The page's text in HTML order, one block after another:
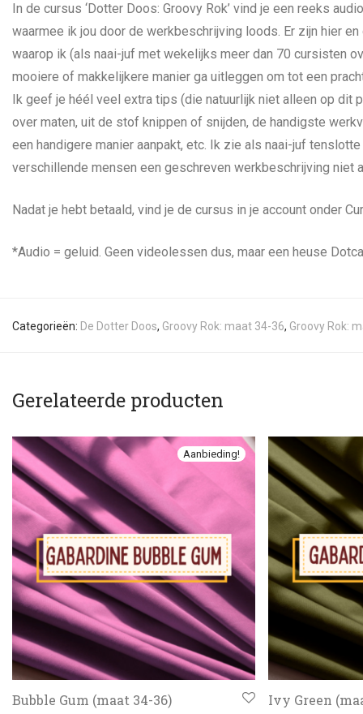
In de cursus ‘Dotter Doos: Groovy Rok’ vind je een reeks
waarmee ik jou door de werkbeschrijving loods. Er zijn hier en
waarop ik (als naai-juf met wekelijks meer dan 70 cursisten
mooiere of makkelijkere manier ga uitleggen om tot een
Ik geef je héél veel extra tips (die natuurlijk niet alleen op dit
over maten, uit de stof knippen of snijden, de handigste
een handigere manier aanpakt, etc. Ik zie als naai-juf
verschillende mensen een geschreven werkbeschrijving niet
Nadat je hebt betaald, vind je de cursus in je account onder
*Audio = geluid. Geen videolessen dus, maar een heuse
Categorieën: De Dotter Doos, Groovy Rok: maat 34-36, Groovy Rok:
Gerelateerde producten
Aanbieding!
Bubble Gum (maat 34-36) Ivy Green